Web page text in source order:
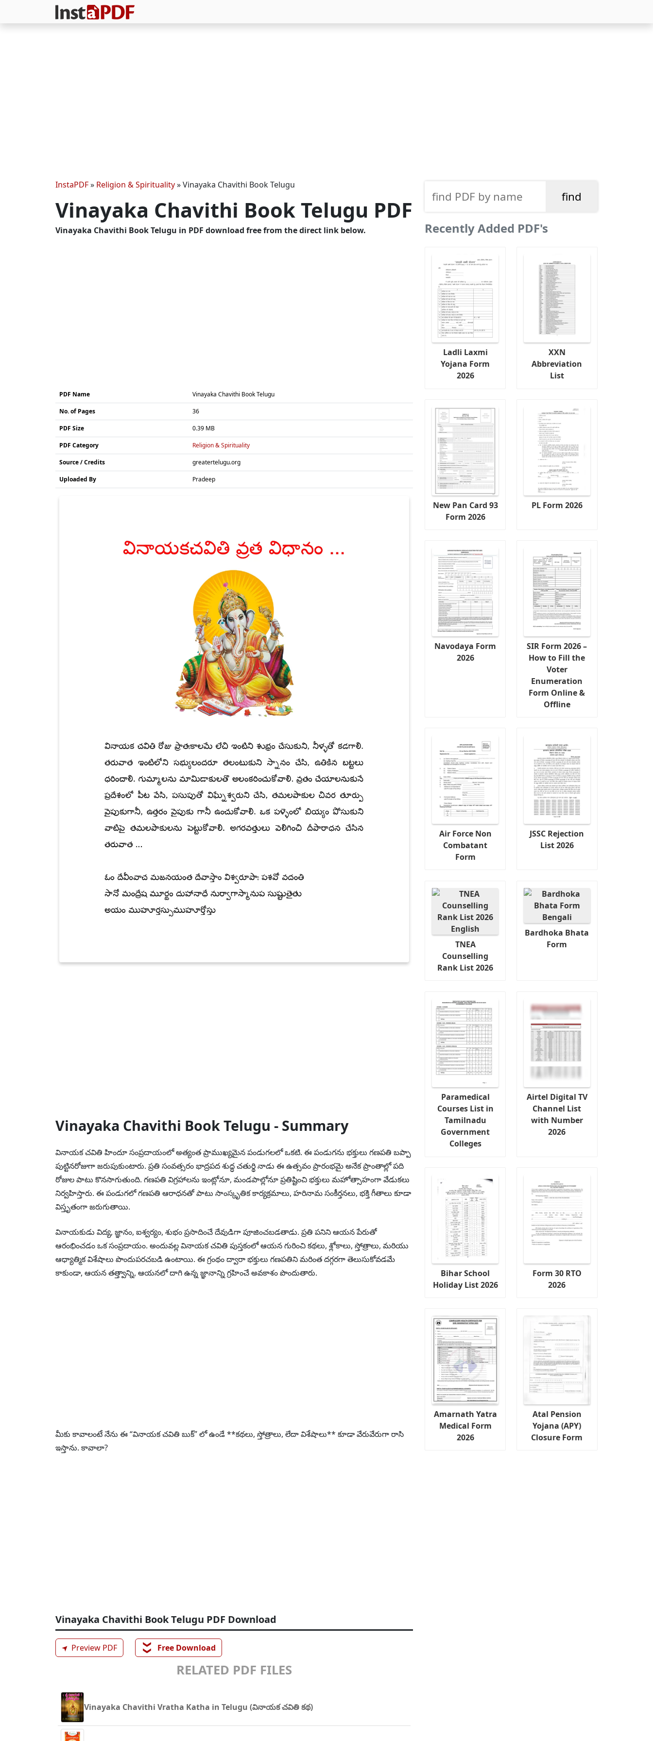
InstaPDF» Religion & Spirituality»Vinayaka Chavithi Book Telugu
Vinayaka Chavithi Book Telugu PDF
Vinayaka Chavithi Book Telugu in PDF download free from the direct link below.
PDF Name Vinayaka Chavithi Book Telugu
No. of Pages 36
PDF Size 0.39 MB
PDF Category Religion & Spirituality
Source / Credits greatertelugu.org
Uploaded By Pradeep
Vinayaka Chavithi Book Telugu - Summary
వినాయక చవితి హిందూ సంప్రదాయంలో అత్యంత ప్రాముఖ్యమైన పండుగలలో ఒకటి. ఈ పండుగను భక్తులు గణపతి బప్పా
పుట్టినరోజుగా జరుపుకుంటారు. ప్రతి సంవత్సరం భాద్రపద శుద్ధ చతుర్థి నాడు ఈ ఉత్సవం ప్రారంభమై అనేక ప్రాంతాల్లో పది
రోజుల పాటు కొనసాగుతుంది. గణపతి విగ్రహాలను ఇంట్లోనూ, మండపాల్లోనూ ప్రతిష్టించి భక్తులు మహోత్సాహంగా వేడుకలు
నిర్వహిస్తారు. ఈ పండుగలో గణపతి ఆరాధనతో పాటు సాంస్కృతిక కార్యక్రమాలు, హరినామ సంకీర్తనలు, భక్తి గీతాలు కూడా
విస్తృతంగా జరుగుతాయి.
వినాయకుడు విద్య, జ్ఞానం, ఐశ్వర్యం, శుభం ప్రసాదించే దేవుడిగా పూజించబడతాడు. ప్రతి పనిని ఆయన పేరుతో
ఆరంభించడం ఒక సంప్రదాయం. అందువల్ల వినాయక చవితి పుస్తకంలో ఆయన గురించి కథలు, శ్లోకాలు, స్తోత్రాలు, మరియు
ఆధ్యాత్మిక విశేషాలు పొందుపరచబడి ఉంటాయి. ఈ గ్రంథం ద్వారా భక్తులు గణపతిని మరింత దగ్గరగా తెలుసుకోవడమే
కాకుండా, ఆయన తత్త్వాన్ని, ఆయనలో దాగి ఉన్న జ్ఞానాన్ని గ్రహించే అవకాశం పొందుతారు.
మీకు కావాలంటే నేను ఈ “వినాయక చవితి బుక్” లో ఉండే **కథలు, స్తోత్రాలు, లేదా విశేషాలు** కూడా వేరువేరుగా రాసి
ఇస్తాను. కావాలా?
Vinayaka Chavithi Book Telugu PDF Download
➤ Preview PDF ❯❯ Free Download
RELATED PDF FILES
Vinayaka Chavithi Vratha Katha in Telugu (వినాయక చవితి కథ)
Recently Added PDF's
Ladli Laxmi
Yojana Form
2026
XXN
Abbreviation
List
New Pan Card 93
Form 2026
PL Form 2026
Navodaya Form
2026
SIR Form 2026 –
How to Fill the
Voter
Enumeration
Form Online &
Offline
Air Force Non
Combatant
Form
JSSC Rejection
List 2026
TNEA
Counselling
Rank List 2026
Bardhoka Bhata
Form
Paramedical
Courses List in
Tamilnadu
Government
Colleges
Airtel Digital TV
Channel List
with Number
2026
Bihar School
Holiday List 2026
Form 30 RTO
2026
Amarnath Yatra
Medical Form
2026
Atal Pension
Yojana (APY)
Closure Form